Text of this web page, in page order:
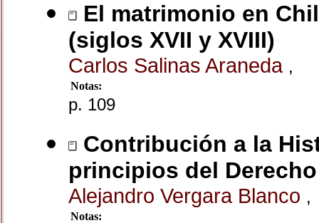
El matrimonio en
(siglos XVII y XVIII)
Carlos Salinas Araneda ,
Notas:
p. 109
Contribución a la
principios del
Alejandro Vergara Blanco ,
Notas: